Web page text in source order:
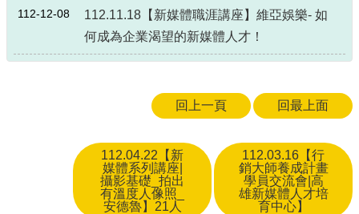
112-12-08
112.11.18【新媒體職涯講座】維亞娛樂- 如
何成為企業渴望的新媒體人才！
回上一頁 回最上面
112.04.22【新
媒體系列講座|
攝影基礎_拍出
有溫度人像照_
安德魯】21人
112.03.16【行
銷大師養成計畫
學員交流會|高
雄新媒體人才培
育中心】